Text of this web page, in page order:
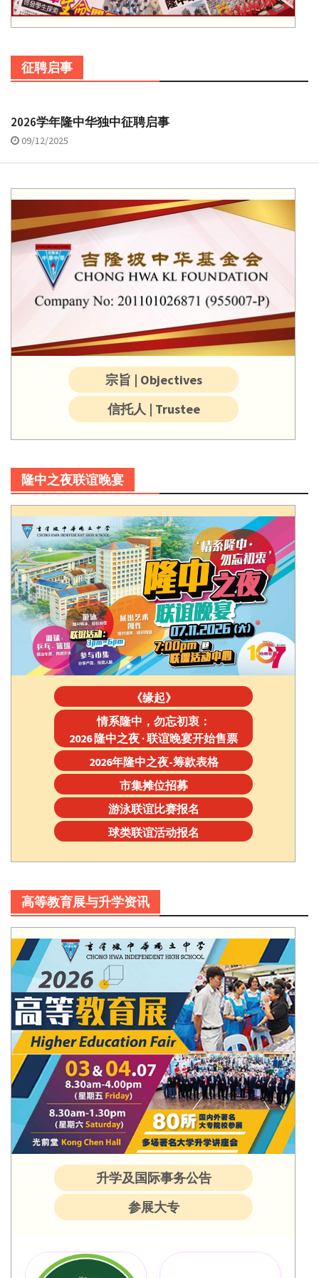
征聘启事
2026学年隆中华独中征聘启事
09/12/2025
宗旨 | Objectives
信托人 | Trustee
隆中之夜联谊晚宴
《缘起》
情系隆中，勿忘初衷：
2026 隆中之夜 · 联谊晚宴开始售票
2026年隆中之夜-筹款表格
市集摊位招募
游泳联谊比赛报名
球类联谊活动报名
高等教育展与升学资讯
升学及国际事务公告
参展大专